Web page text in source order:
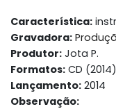
Característica:
Gravadora:
Produtor: Jota P.
Formatos: CD (2014)
Lançamento: 2014
Observação: